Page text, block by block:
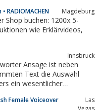
RADIOMACHEN Magdeburg
Shop buchen: 1200x 5-
wie Erklärvideos,
Innsbruck
Ansage ist neben
Text die Auswahl
ein wesentlicher
Female Voiceover
Las
Vegas